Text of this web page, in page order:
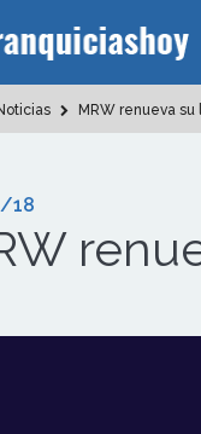
MRW renueva
18